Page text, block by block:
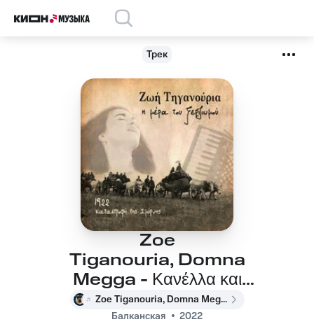
Трек
Zoe
Tiganouria, Domna
Megga - Κανέλλα και
γαρύφαλλο
Zoe Tiganouria, Domna Megga
Балканская
2022